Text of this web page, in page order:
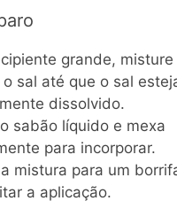
grande, misture
sal até que o sal
dissolvido.
sabão líquido e mexa
para incorporar.
mistura para um
a aplicação.